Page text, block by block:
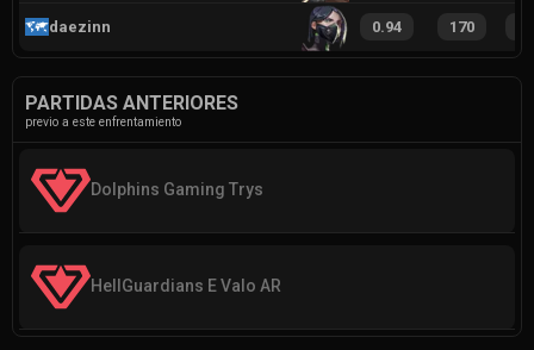
daezinn 0.94 170
PARTIDAS ANTERIORES
previo a este enfrentamiento
Dolphins Gaming Trys
HellGuardians E Valo AR